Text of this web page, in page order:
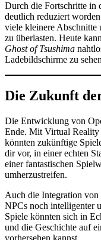
Durch die Fortschritte in
deutlich reduziert
viele kleinere Abschnitte
zu überlasten. Heute
Ghost of Tsushima
Ladebildschirme zu
Die Zukunft
Die Entwicklung von
Ende. Mit Virtual
könnten zukünftige
dir vor, in einer echten
einer fantastischen
umherzustreifen.
Auch die Integration
NPCs noch intelligenter
Spiele könnten sich in
und die Geschichte auf
vorhersehen kannst.